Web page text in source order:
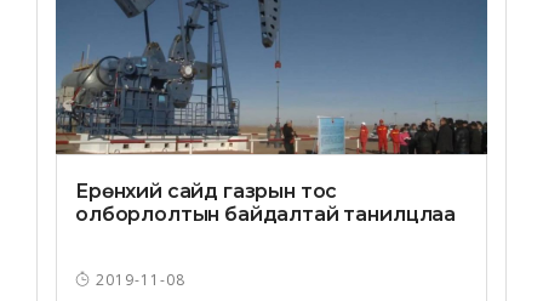
Ерөнхий сайд газрын тос
олборлолтын байдалтай танилцлаа
2019-11-08